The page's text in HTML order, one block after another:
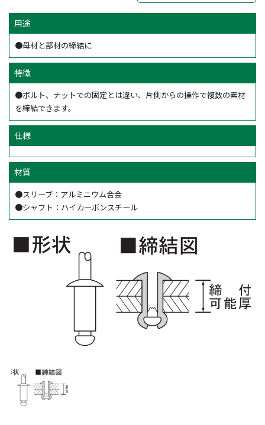
用途
●母材と部材の締結に
特徴
●ボルト、ナットでの固定とは違い、片側からの操作で複数の素材
を締結できます。
仕様
材質
●スリーブ：アルミニウム合金
●シャフト：ハイカーボンスチール